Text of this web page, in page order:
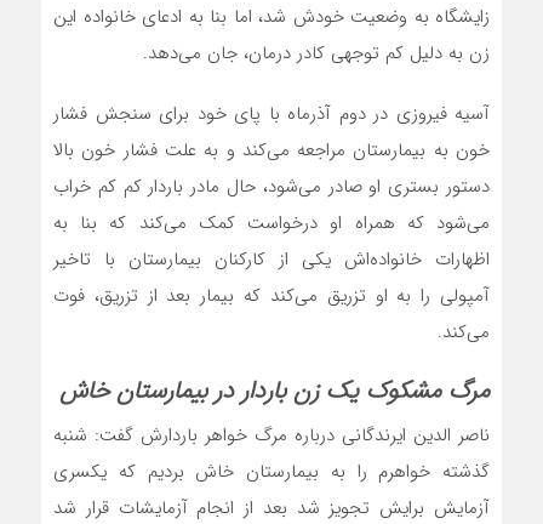
زایشگاه به وضعیت خودش شد، اما بنا به ادعای خانواده این
زن به دلیل کم توجهی کادر درمان، جان می‌دهد.
آسیه فیروزی در دوم آذرماه با پای خود برای سنجش فشار
خون به بیمارستان مراجعه می‌کند و به علت فشار خون بالا
دستور بستری او صادر می‌شود، حال مادر باردار کم کم خراب
می‌شود که همراه‌ او درخواست کمک می‌کند که بنا به
اظهارات خانواده‌اش یکی از کارکنان بیمارستان با تاخیر
آمپولی را به او تزریق می‌کند که بیمار بعد از تزریق، فوت
می‌کند.
مرگ مشکوک یک زن باردار در بیمارستان خاش
ناصر الدین ایرندگانی درباره مرگ خواهر باردارش گفت: شنبه
گذشته خواهرم را به بیمارستان خاش بردیم که یکسری
آزمایش برایش تجویز شد بعد از انجام آزمایشات قرار شد